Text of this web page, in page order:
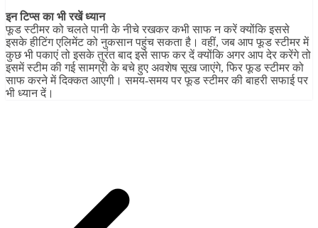
इन टिप्स का भी रखें ध्यान
फूड स्टीमर को चलते पानी के नीचे रखकर कभी साफ न करें क्योंकि इससे
इसके हीटिंग एलिमेंट को नुकसान पहुंच सकता है। वहीं, जब आप फूड स्टीमर में
कुछ भी पकाएं तो इसके तुरंत बाद इसे साफ कर दें क्योंकि अगर आप देर करेंगे तो
इसमें स्टीम की गई सामग्री के बचे हुए अवशेष सूख जाएंगे, फिर फूड स्टीमर को
साफ करने में दिक्कत आएगी। समय-समय पर फूड स्टीमर की बाहरी सफाई पर
भी ध्यान दें।